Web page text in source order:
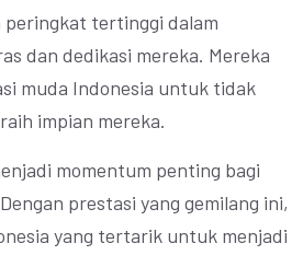
peringkat tertinggi dalam
dan dedikasi mereka. Mereka
muda Indonesia untuk tidak
impian mereka.
momentum penting bagi
prestasi yang gemilang ini,
yang tertarik untuk menjadi